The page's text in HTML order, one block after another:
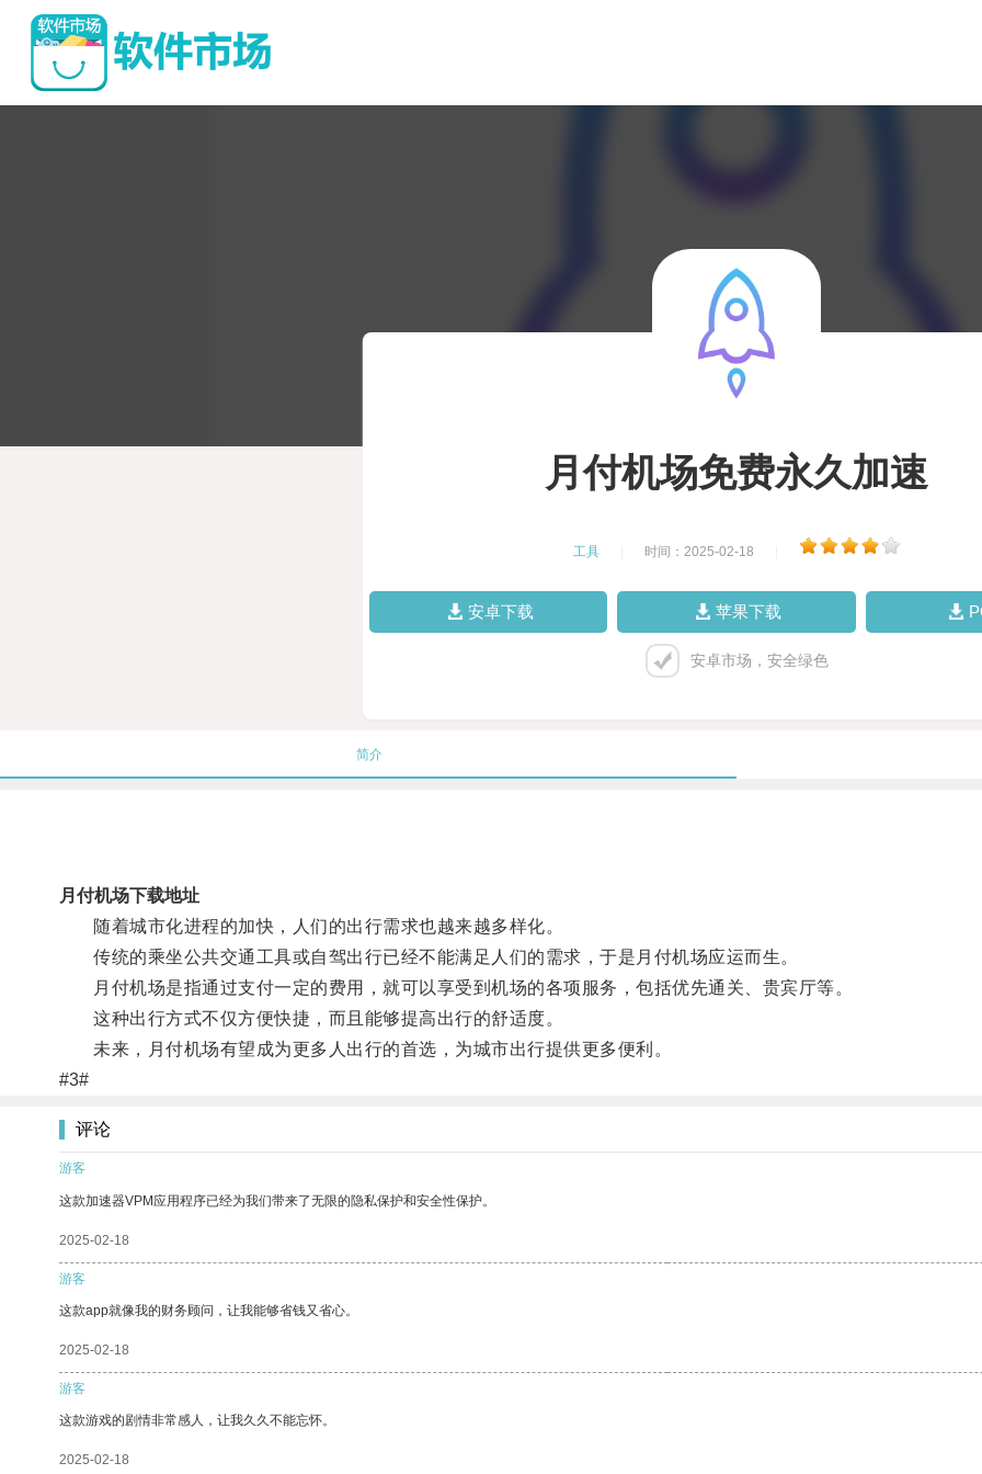
月付机场免费永久加速
工具 时间：2025-02-18
安卓下载 苹果下载
安卓市场，安全绿色
简介
月付机场下载地址
随着城市化进程的加快，人们的出行需求也越来越多样化。
传统的乘坐公共交通工具或自驾出行已经不能满足人们的需求，于是月付机场应运而生。
月付机场是指通过支付一定的费用，就可以享受到机场的各项服务，包括优先通关、贵宾厅等。
这种出行方式不仅方便快捷，而且能够提高出行的舒适度。
未来，月付机场有望成为更多人出行的首选，为城市出行提供更多便利。
#3#
评论
游客
这款加速器VPM应用程序已经为我们带来了无限的隐私保护和安全性保护。
2025-02-18
游客
这款app就像我的财务顾问，让我能够省钱又省心。
2025-02-18
游客
这款游戏的剧情非常感人，让我久久不能忘怀。
2025-02-18